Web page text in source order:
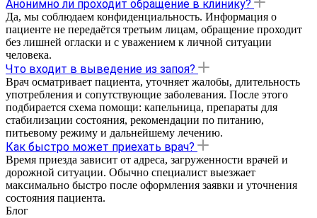
Анонимно ли проходит обращение в клинику?
Да, мы соблюдаем конфиденциальность. Информация о
пациенте не передаётся третьим лицам, обращение проходит
без лишней огласки и с уважением к личной ситуации
человека.
Что входит в выведение из запоя?
Врач осматривает пациента, уточняет жалобы, длительность
употребления и сопутствующие заболевания. После этого
подбирается схема помощи: капельница, препараты для
стабилизации состояния, рекомендации по питанию,
питьевому режиму и дальнейшему лечению.
Как быстро может приехать врач?
Время приезда зависит от адреса, загруженности врачей и
дорожной ситуации. Обычно специалист выезжает
максимально быстро после оформления заявки и уточнения
состояния пациента.
Блог